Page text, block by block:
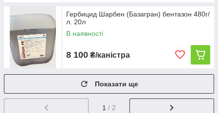
Гербицид Шарбен (Базагран) бентазон 480г/
л. 20л
В наявності
8 100 ₴/каністра
Показати ще
1 / 2